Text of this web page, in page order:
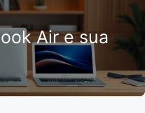
Air e sua